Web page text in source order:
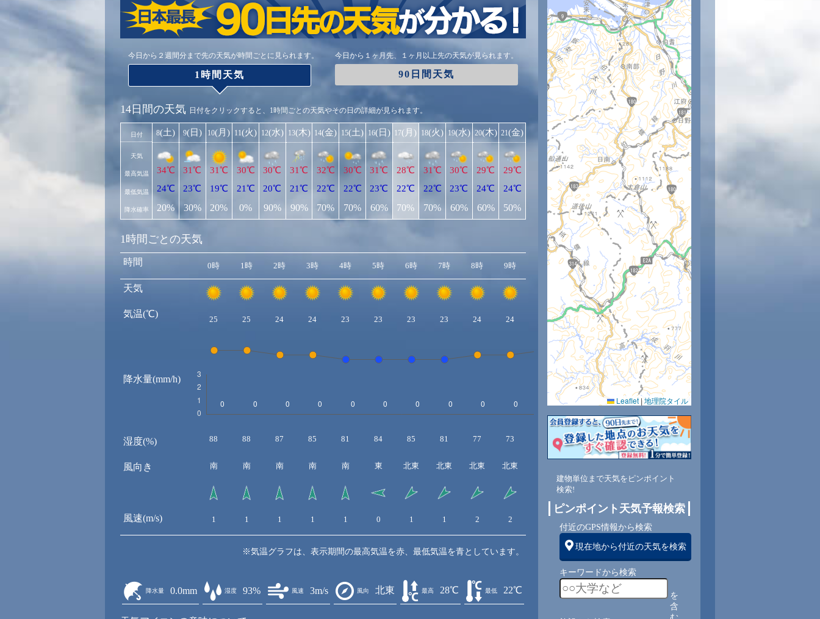
今日から２週間分まで先の天気が時間ごとに見られます。
1時間天気
今日から１ヶ月先、１ヶ月以上先の天気が見られます。
90日間天気
14日間の天気 日付をクリックすると、1時間ごとの天気やその日の詳細が見られます。
日付
天気
最高気温
最低気温
降水確率
8(土)
34℃
24℃
20%
9(日)
31℃
23℃
30%
10(月)
31℃
19℃
20%
11(火)
30℃
21℃
0%
12(水)
30℃
20℃
90%
13(木)
31℃
21℃
90%
14(金)
32℃
22℃
70%
15(土)
30℃
22℃
70%
16(日)
31℃
23℃
60%
17(月)
28℃
22℃
70%
18(火)
31℃
22℃
70%
19(水)
30℃
23℃
60%
20(木)
29℃
24℃
60%
21(金)
29℃
24℃
50%
1時間ごとの天気
時間
天気
気温(℃)
降水量(mm/h)
湿度(%)
風向き
風速(m/s)
0時 1時 2時 3時 4時 5時 6時 7時 8時 9時 10時 11時 12時 13時 14時
25 25 24 24 23 23 23 23 24 24 26 27 27 27
88 88 87 85 81 84 85 81 77 73 69 68 73 70
南 南 南 南 南 東 北東 北東 北東 北東
1 1 1 1 1 0 1 1 2 2
※気温グラフは、表示期間の最高気温を赤、最低気温を青としています。
降水量 0.0mm 湿度 93% 風速 3m/s 風向 北東 最高 28℃ 最低 22℃
Leaflet | 地理院タイル
建物単位まで天気をピンポイント
検索!
ピンポイント天気予報検索
付近のGPS情報から検索
現在地から付近の天気を検索
キーワードから検索
を
含